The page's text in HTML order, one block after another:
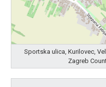
Sportska ulica, Kurilovec,
Zagreb